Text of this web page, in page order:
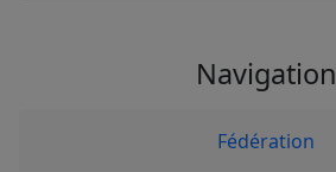
Navigation
Fédération